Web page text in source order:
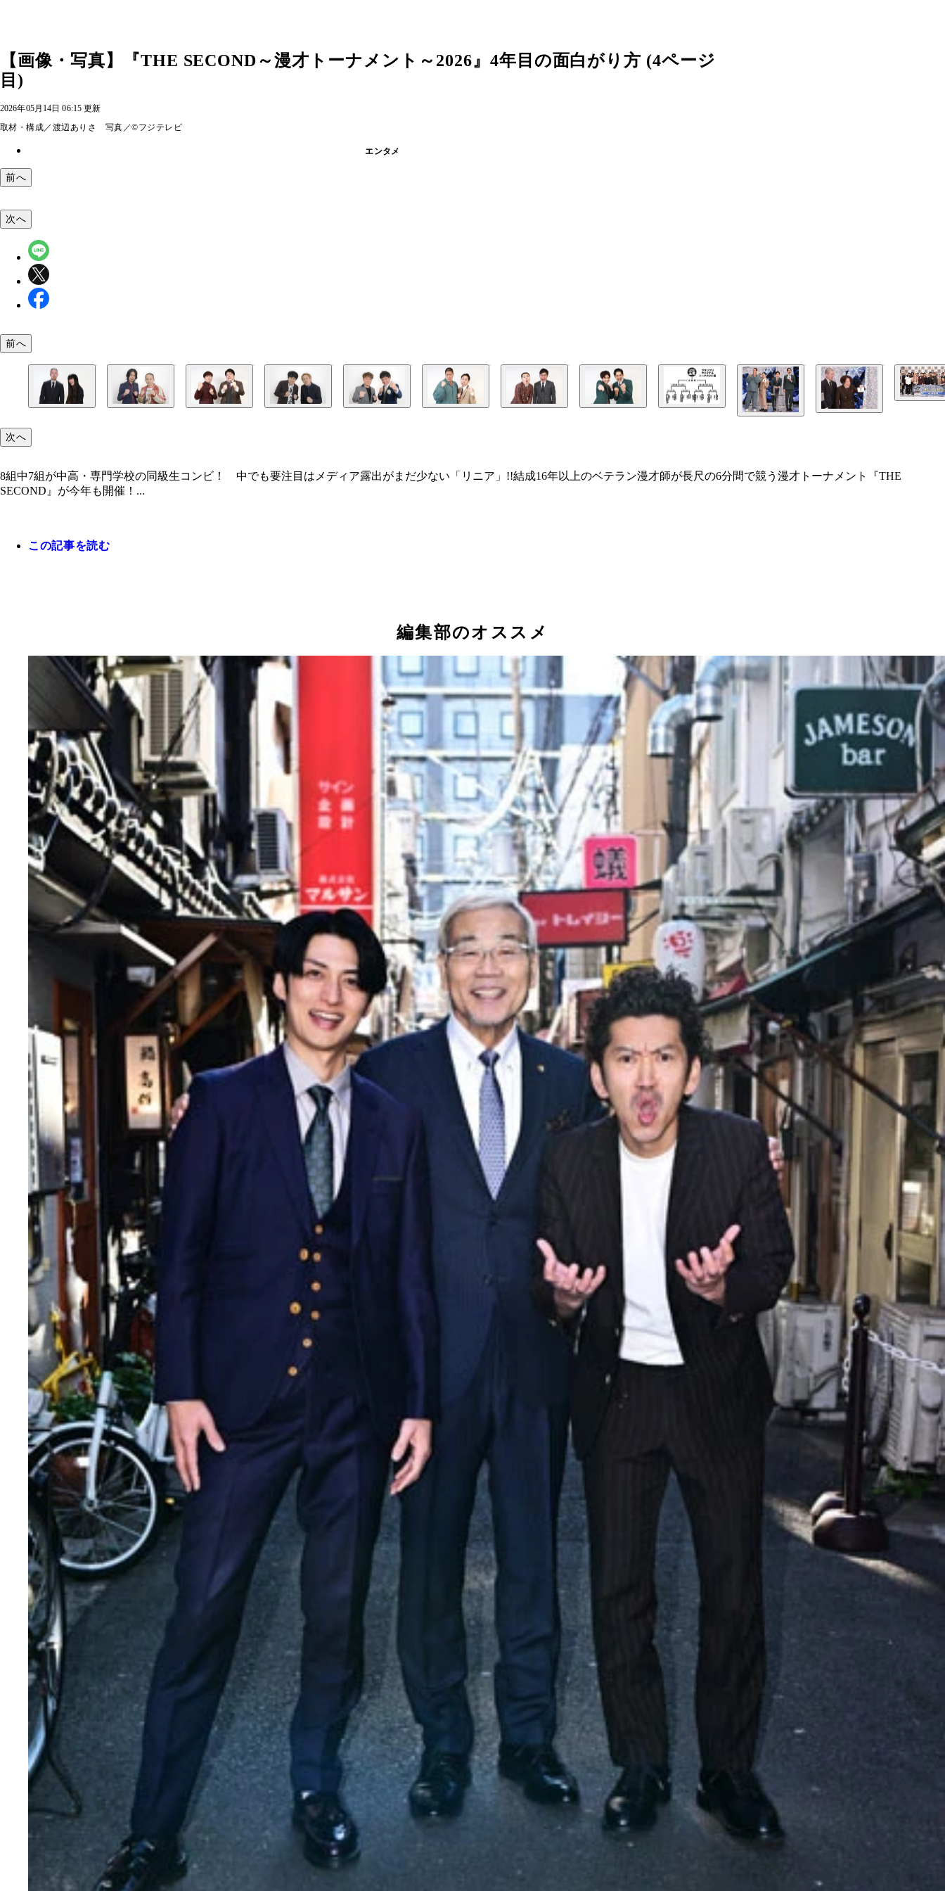
【画像・写真】『THE SECOND～漫才トーナメント～2026』4年目の面白がり方 (4ページ
目)
2026年05月14日 06:15 更新
取材・構成／渡辺ありさ 写真／©フジテレビ
エンタメ
前へ
金属バット（2007年結成） 小林圭輔（左） 友保隼平（右）
ヤング（2003年結成） 嶋仲拓巳（左） 寺田晃弘（右）
タモンズ（2006年結成） 大波康平（左） 安部浩章（右）
黒帯（2010年結成） 大西 進（左） てらうち（右）
シャンプーハット（1994年結成） 恋さん（左） てつじ（右）
リニア（2008年結成） しょうへい（左） 酒井啓太（右）
ザ・パンチ（1998年結成） パンチ浜崎（左） ノーパンチ松尾（右）
トット（2009年結成） 多田智佑（左） 桑原雅人（右）
大会はトーナメント形式で行なわれる。観客審査員100人による（「とても面白かった」⇒3点、「面白かった」⇒2点、「面白くなかった」⇒1点）採点の合計点で勝敗が決まる
8組中7組が中高・専門学校の同級生コンビ！ 中でも要注目はメディア露出がまだ少ない「リニア」!!
次へ
前へ
次へ
8組中7組が中高・専門学校の同級生コンビ！ 中でも要注目はメディア露出がまだ少ない「リニア」!!結成16年以上のベテラン漫才師が長尺の6分間で競う漫才トーナメント『THE
SECOND』が今年も開催！...
この記事を読む
編集部のオススメ